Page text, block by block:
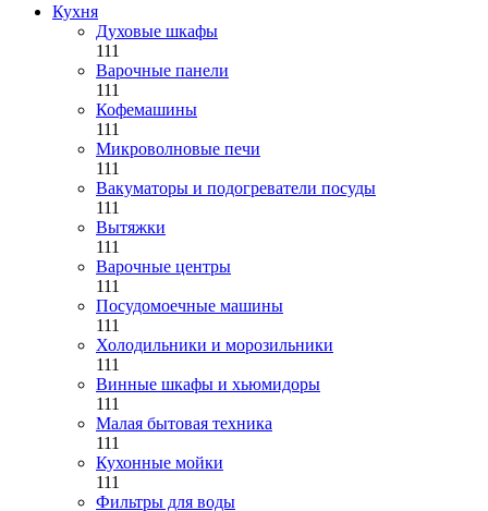
Кухня
Духовые шкафы
111
Варочные панели
111
Кофемашины
111
Микроволновые печи
111
Вакуматоры и подогреватели посуды
111
Вытяжки
111
Варочные центры
111
Посудомоечные машины
111
Холодильники и морозильники
111
Винные шкафы и хьюмидоры
111
Малая бытовая техника
111
Кухонные мойки
111
Фильтры для воды